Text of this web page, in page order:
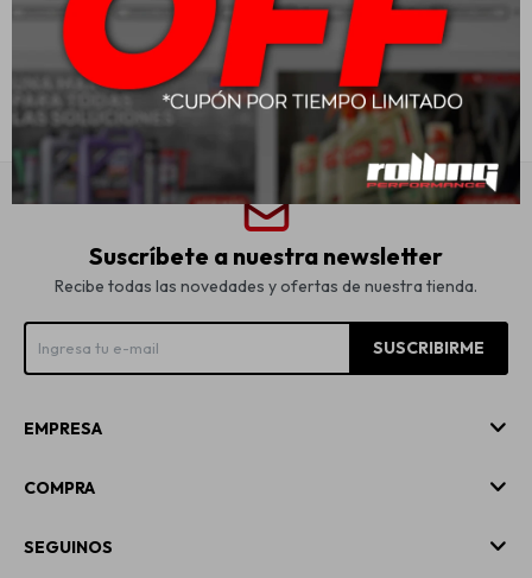
$ 1.043
Suscríbete a nuestra newsletter
Recibe todas las novedades y ofertas de nuestra tienda.
SUSCRIBIRME
EMPRESA
COMPRA
SEGUINOS